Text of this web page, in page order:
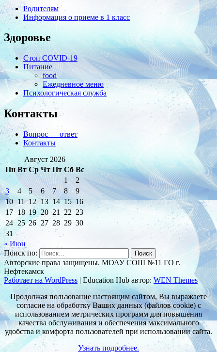
Родителям
Информация о приеме в 1 класс
Здоровье
Стоп COVID-19
Питание
food
Ежедневное меню
Психологическая служба
Контакты
Вопрос — ответ
Контакты
Август 2026
Пн Вт Ср Чт Пт Сб Вс
1
2
3
4 5 6 7 8
9
10 11 12 13 14 15 16
17 18 19 20 21 22 23
24 25 26 27 28 29 30
31
« Июн
Поиск по:
Авторские права защищены. МОАУ СОШ №11 ГО г.
Нефтекамск
Работает на WordPress | Education Hub автор: WEN Themes
Продолжая пользование настоящим сайтом, Вы выражаете
согласие на обработку Ваших данных (файлов cookie) с
использованием метрических программ для повышения
качества обслуживания и обеспечения максимального
удобства и комфорта пользователей при использовании сайта.
Узнать подробнее.